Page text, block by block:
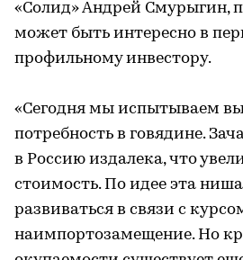
«Солид» Андрей Смурыгин,
может быть интересно в
профильному инвестору.
«Сегодня мы испытываем
потребность в говядине.
в Россию издалека, что
стоимость. По идее эта
развиваться в связи с
наимпортозамещение. Но